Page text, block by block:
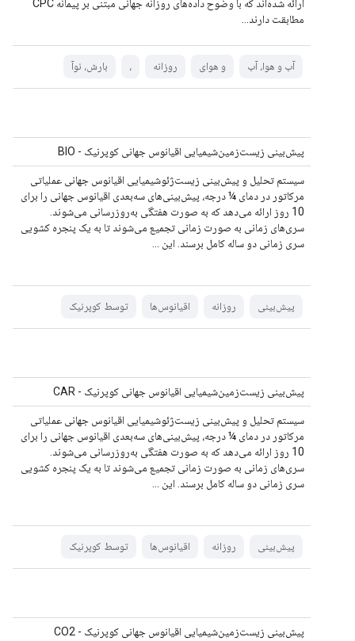
ارائه شده‌اند که با وضوح داده‌های روزانه جهانی مبتنی بر پیمانه CPC
مطابقت دارند...
آب و هوا، آب و هوای روزانه ، بارش، نوآ
پیش‌بینی زیست‌زمین‌شیمیایی اقیانوس جهانی کوپرنیک - BIO
سیستم تحلیل و پیش‌بینی زیست‌ژئوشیمیایی اقیانوس جهانی عملیاتی
مرکاتور در دمای ¼ درجه، پیش‌بینی‌های سه‌بعدی اقیانوس جهانی را برای
10 روز ارائه می‌دهد که به صورت هفتگی به‌روزرسانی می‌شوند.
سری‌های زمانی به صورت زمانی تجمیع می‌شوند تا به یک پنجره کشویی
سری زمانی دو ساله کامل برسند. این ...
پیش‌بینی روزانه اقیانوس‌ها توسط کوپرنیک
پیش‌بینی زیست‌زمین‌شیمیایی اقیانوس جهانی کوپرنیک - CAR
سیستم تحلیل و پیش‌بینی زیست‌ژئوشیمیایی اقیانوس جهانی عملیاتی
مرکاتور در دمای ¼ درجه، پیش‌بینی‌های سه‌بعدی اقیانوس جهانی را برای
10 روز ارائه می‌دهد که به صورت هفتگی به‌روزرسانی می‌شوند.
سری‌های زمانی به صورت زمانی تجمیع می‌شوند تا به یک پنجره کشویی
سری زمانی دو ساله کامل برسند. این ...
پیش‌بینی روزانه اقیانوس‌ها توسط کوپرنیک
پیش‌بینی زیست‌زمین‌شیمیایی اقیانوس جهانی کوپرنیک - CO2